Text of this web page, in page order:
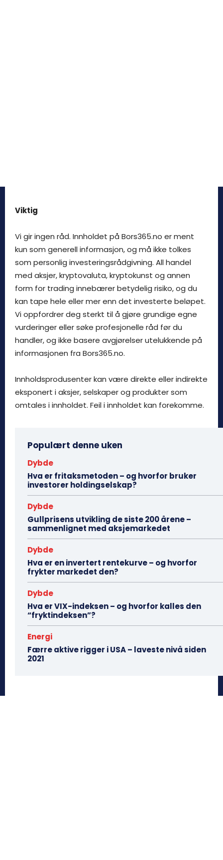
Viktig
Vi gir ingen råd. Innholdet på Bors365.no er ment
kun som generell informasjon, og må ikke tolkes
som personlig investeringsrådgivning. All handel
med aksjer, kryptovaluta, kryptokunst og annen
form for trading innebærer betydelig risiko, og du
kan tape hele eller mer enn det investerte beløpet.
Vi oppfordrer deg sterkt til å gjøre grundige egne
vurderinger eller søke profesjonelle råd før du
handler, og ikke basere avgjørelser utelukkende på
informasjonen fra Bors365.no.
Innholdsprodusenter kan være direkte eller indirekte
eksponert i aksjer, selskaper og produkter som
omtales i innholdet. Feil i innholdet kan forekomme.
Populært denne uken
Dybde
Hva er fritaksmetoden – og hvorfor bruker
investorer holdingselskap?
Dybde
Gullprisens utvikling de siste 200 årene –
sammenlignet med aksjemarkedet
Dybde
Hva er en invertert rentekurve – og hvorfor
frykter markedet den?
Dybde
Hva er VIX-indeksen – og hvorfor kalles den
“fryktindeksen”?
Energi
Færre aktive rigger i USA – laveste nivå siden
2021